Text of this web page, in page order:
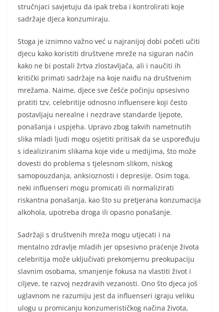
stručnjaci savjetuju da ipak treba i kontrolirati koje
sadržaje djeca konzumiraju.
Stoga je iznimno važno već u najranijoj dobi početi učiti
djecu kako koristiti društvene mreže na siguran način
kako ne bi postali žrtva zlostavljača, ali i naučiti ih
kritički primati sadržaje na koje naiđu na društvenim
mrežama. Naime, djece sve češće počinju opsesivno
pratiti tzv, celebritije odnosno influensere koji često
postavljaju nerealne i nezdrave standarde ljepote,
ponašanja i uspjeha. Upravo zbog takvih nametnutih
slika mladi ljudi mogu osjetiti pritisak da se uspoređuju
s idealiziranim slikama koje vide u medijima, što može
dovesti do problema s tjelesnom slikom, niskog
samopouzdanja, anksioznosti i depresije. Osim toga,
neki influenseri mogu promicati ili normalizirati
riskantna ponašanja, kao što su pretjerana konzumacija
alkohola, upotreba droga ili opasno ponašanje.
Sadržaji s društvenih mreža mogu utjecati i na
mentalno zdravlje mladih jer opsesivno praćenje života
celebritija može uključivati prekomjernu preokupaciju
slavnim osobama, smanjenje fokusa na vlastiti život i
ciljeve, te razvoj nezdravih vezanosti. Ono što djeca još
uglavnom ne razumiju jest da influenseri igraju veliku
ulogu u promicanju konzumerističkog načina života,